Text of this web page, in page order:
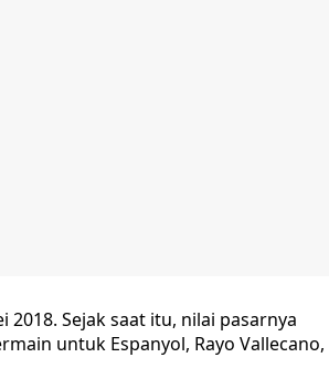
Sejak saat itu, nilai pasarnya
untuk Espanyol, Rayo Vallecano,